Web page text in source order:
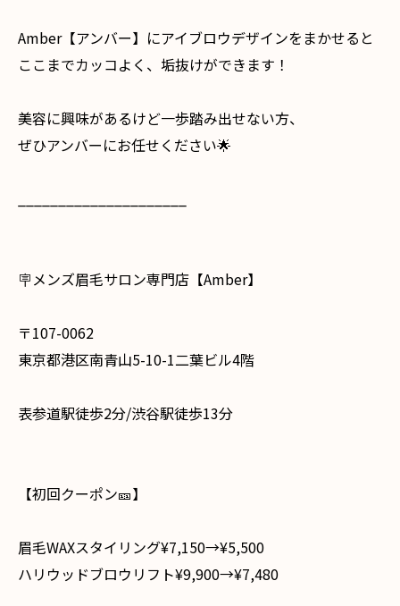
Amber【アンバー】にアイブロウデザインをまかせると
ここまでカッコよく、垢抜けができます！
美容に興味があるけど一歩踏み出せない方、
ぜひアンバーにお任せください🌟
🪧メンズ眉毛サロン専門店【Amber】
〒107-0062
東京都港区南青山5-10-1二葉ビル4階
表参道駅徒歩2分/渋谷駅徒歩13分
【初回クーポン🎫】
眉毛WAXスタイリング¥7,150→¥5,500
ハリウッドブロウリフト¥9,900→¥7,480